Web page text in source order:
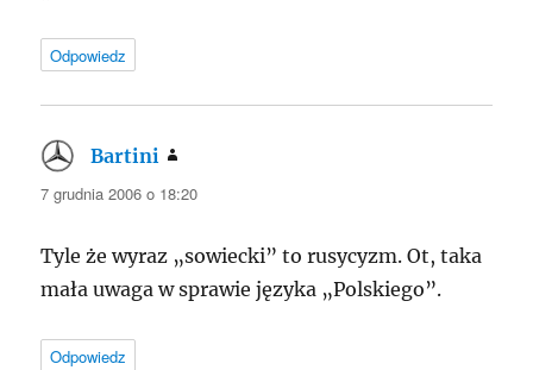
Odpowiedz
Bartini
7 grudnia 2006 o 18:20
Tyle że wyraz „sowiecki” to rusycyzm. Ot, taka
mała uwaga w sprawie języka „Polskiego”.
Odpowiedz